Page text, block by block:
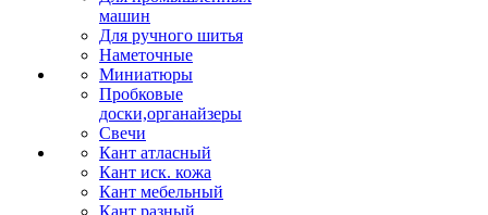
машин
Для ручного шитья
Наметочные
Миниатюры
Пробковые
доски,органайзеры
Свечи
Кант атласный
Кант иск. кожа
Кант мебельный
Кант разный